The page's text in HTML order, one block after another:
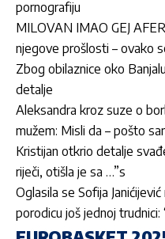
pornografiju
MILOVAN IMAO GEJ
njegove prošlosti – ovako
Zbog obilaznice oko
detalje
Aleksandra kroz suze o
mužem: Misli da – pošto
Kristijan otkrio detalje
riječi, otišla je sa …”s
Oglasila se Sofija
porodicu još jednoj trudnici: